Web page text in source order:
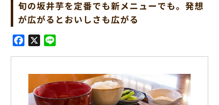
旬の坂井芋を定番でも新メニューでも。発想
が広がるとおいしさも広がる
e
X
e